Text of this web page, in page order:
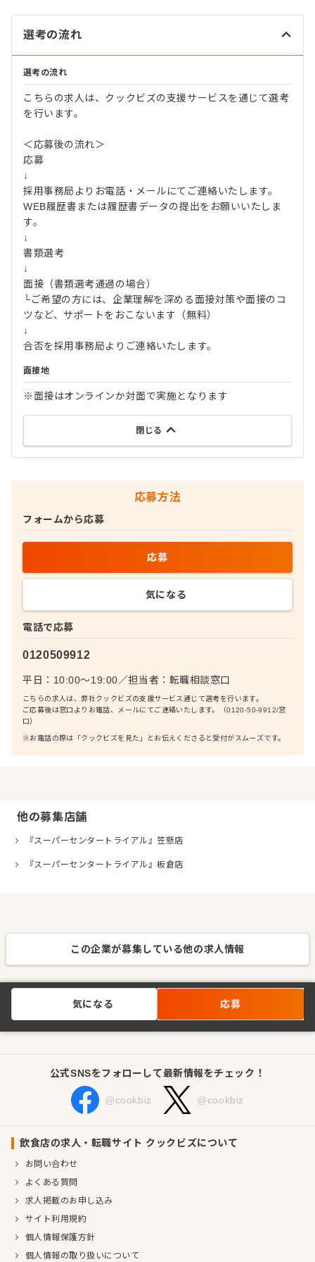
選考の流れ
選考の流れ
こちらの求人は、クックビズの支援サービスを通じて選考
を行います。
＜応募後の流れ＞
応募
↓
採用事務局よりお電話・メールにてご連絡いたします。
WEB履歴書または履歴書データの提出をお願いいたしま
す。
↓
書類選考
↓
面接（書類選考通過の場合）
└ご希望の方には、企業理解を深める面接対策や面接のコ
ツなど、サポートをおこないます（無料）
↓
合否を採用事務局よりご連絡いたします。
面接地
※面接はオンラインか対面で実施となります
閉じる
応募方法
電話で応募
0120509912
平日：10:00〜19:00／担当者： 転職相談窓口
こちらの求人は、弊社クックビズの支援サービス通じて選考を行います。
ご応募後は窓口よりお電話、メールにてご連絡いたします。（0120-50-9912/窓
口）
※お電話の際は「クックビズを見た」とお伝えくださると受付がスムーズです。
フォームから応募
応募
気になる
他の募集店舗
『スーパーセンタートライアル』笠懸店
『スーパーセンタートライアル』板倉店
この企業が募集している他の求人情報
気になる 応募
公式SNSをフォローして最新情報をチェック！
@cookbiz @cookbiz
飲食店の求人・転職サイト クックビズについて
お問い合わせ
よくある質問
求人掲載のお申し込み
サイト利用規約
個人情報保護方針
個人情報の取り扱いについて